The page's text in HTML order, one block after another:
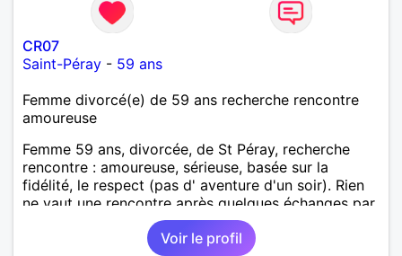
CR07
Saint-Péray - 59 ans
Femme divorcé(e) de 59 ans recherche rencontre
amoureuse
Femme 59 ans, divorcée, de St Péray, recherche
rencontre : amoureuse, sérieuse, basée sur la
fidélité, le respect (pas d' aventure d'un soir). Rien
ne vaut une rencontre après quelques échanges par
messages pour savoir si il y a un feeling entre les
deux et le désir de se revoir. Au plaisir de se
Voir le profil